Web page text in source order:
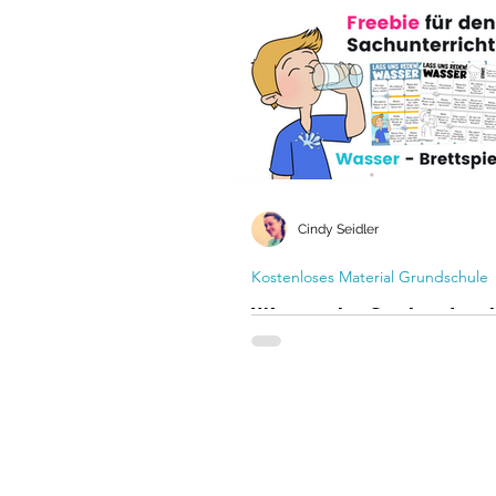
Berlin! Berlin! Wir müssen reden
kostenlose Spielvorlage zum
den Sachunterricht, Erdkunde
(Landeskunde)
Wasser im
Unterrichtsideen und
Kostenloses Material Grundschule
Cindy Seidler